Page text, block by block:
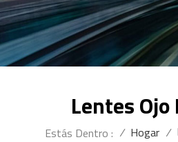
Lentes Ojo
Estás Dentro : / Hogar /